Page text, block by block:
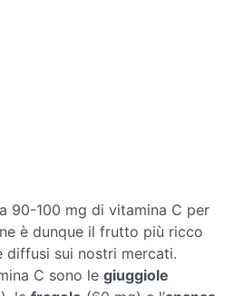
90-100 mg di vitamina C per
è dunque il frutto più ricco
diffusi sui nostri mercati.
C sono le giuggiole